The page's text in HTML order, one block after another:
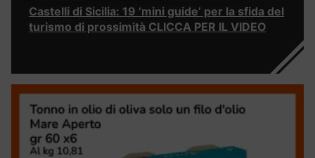
Castelli di Sicilia: 19 ‘mini guide’ per la sfida del
turismo di prossimità CLICCA PER IL VIDEO